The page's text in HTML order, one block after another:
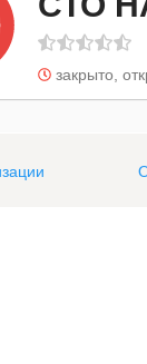
закрыто,